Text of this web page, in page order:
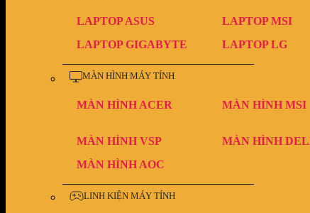
LAPTOP ASUS LAPTOP MSI
LAPTOP GIGABYTE
LAPTOP LG
MÀN HÌNH MÁY TÍNH
MÀN HÌNH ACER MÀN HÌNH MSI
MÀN HÌNH VSP MÀN HÌNH
MÀN HÌNH AOC
LINH KIỆN MÁY TÍNH